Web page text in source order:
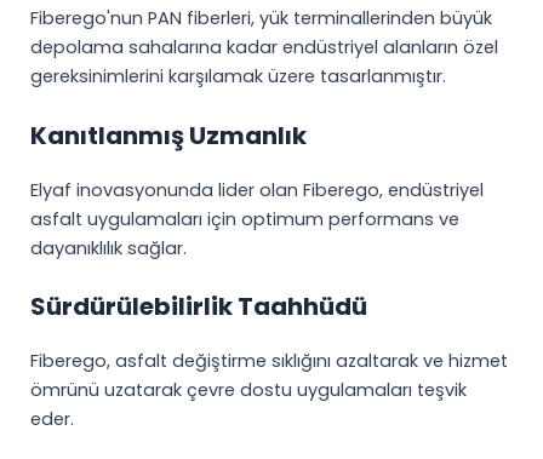
Fiberego'nun PAN fiberleri, yük terminallerinden büyük
depolama sahalarına kadar endüstriyel alanların özel
gereksinimlerini karşılamak üzere tasarlanmıştır.
Kanıtlanmış Uzmanlık
Elyaf inovasyonunda lider olan Fiberego, endüstriyel
asfalt uygulamaları için optimum performans ve
dayanıklılık sağlar.
Sürdürülebilirlik Taahhüdü
Fiberego, asfalt değiştirme sıklığını azaltarak ve hizmet
ömrünü uzatarak çevre dostu uygulamaları teşvik
eder.